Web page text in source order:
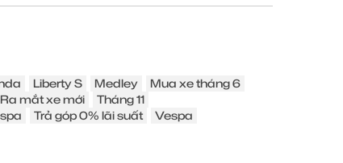
Liberty S Medley
Mua xe tháng 6
Ra mắt xe mới
Tháng 11
Trả góp 0% lãi suất
Vespa